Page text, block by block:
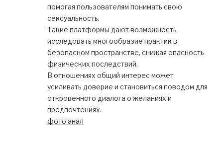
помогая пользователям понимать свою
сексуальность.
Такие платформы дают возможность
исследовать многообразие практик в
безопасном пространстве, снижая опасность
физических последствий.
В отношениях общий интерес может
усиливать доверие и становиться поводом для
откровенного диалога о желаниях и
предпочтениях.
фото анал